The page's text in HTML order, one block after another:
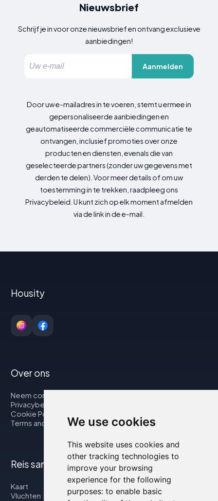
We use cookies
This website uses cookies and
other tracking technologies to
improve your browsing
experience for the following
purposes: to enable basic
Nieuwsbrief
Schrijf je in voor onze nieuwsbrief en ontvang exclusieve
aanbiedingen!
Aanmelden
Door uw e-mailadres in te voeren, stemt u ermee in
gepersonaliseerde aanbiedingen en
geautomatiseerde commerciële communicatie te
ontvangen, inclusief promoties over onze
producten en diensten, evenals die van
geselecteerde partners (zonder uw gegevens met
derden te delen). Voor meer details of om uw
toestemming in te trekken, raadpleeg ons
Privacybeleid. U kunt zich op elk moment afmelden
via de link in de e-mail.
Housity
Over ons
Neem contact op met
Privacybeleid
Cookie Policy
Terms and Conditions
Reis samen met ons
Kaart
Vluchten